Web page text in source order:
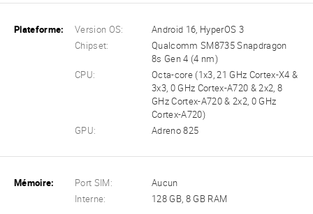
Plateforme: Version OS:
Android 16, HyperOS 3
Chipset:
Qualcomm SM8735 Snapdragon
8s Gen 4 (4 nm)
CPU:
Octa-core (1x3, 21 GHz Cortex-X4 &
3x3, 0 GHz Cortex-A720 & 2x2, 8
GHz Cortex-A720 & 2x2, 0 GHz
Cortex-A720)
GPU:
Adreno 825
Mémoire: Port SIM:
Aucun
Interne:
128 GB, 8 GB RAM